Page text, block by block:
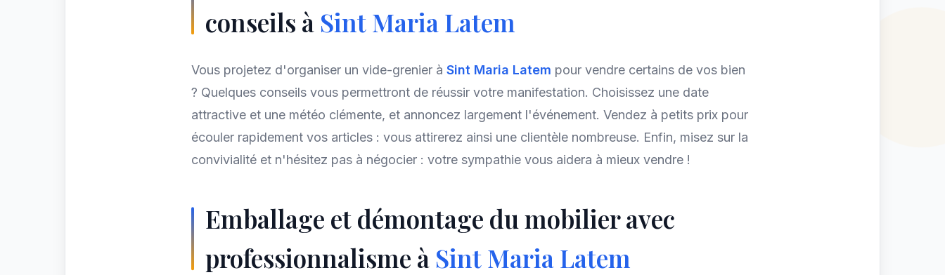
conseils à Sint Maria Latem
Vous projetez d'organiser un vide-grenier à Sint Maria Latem pour vendre certains de vos bien
? Quelques conseils vous permettront de réussir votre manifestation. Choisissez une date
attractive et une météo clémente, et annoncez largement l'événement. Vendez à petits prix pour
écouler rapidement vos articles : vous attirerez ainsi une clientèle nombreuse. Enfin, misez sur la
convivialité et n'hésitez pas à négocier : votre sympathie vous aidera à mieux vendre !
Emballage et démontage du mobilier avec
professionnalisme à Sint Maria Latem